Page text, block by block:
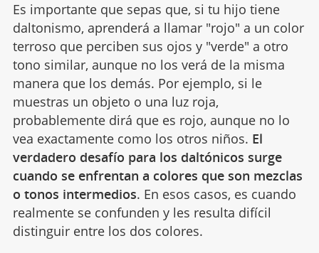
Es importante que sepas que, si tu hijo tiene
daltonismo, aprenderá a llamar "rojo" a un color
terroso que perciben sus ojos y "verde" a otro
tono similar, aunque no los verá de la misma
manera que los demás. Por ejemplo, si le
muestras un objeto o una luz roja,
probablemente dirá que es rojo, aunque no lo
vea exactamente como los otros niños. El
verdadero desafío para los daltónicos surge
cuando se enfrentan a colores que son mezclas
o tonos intermedios. En esos casos, es cuando
realmente se confunden y les resulta difícil
distinguir entre los dos colores.